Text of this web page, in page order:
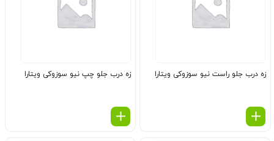
زه درب جلو راست نیو سوزوکی ویتارا زه درب جلو چپ نیو سوزوکی ویتارا